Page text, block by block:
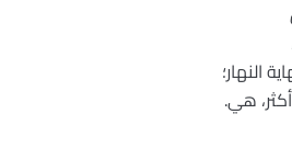
النهار؛
هي.